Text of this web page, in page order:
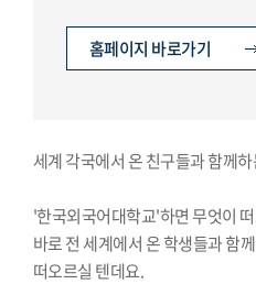
홈페이지 바로가기
세계 각국에서 온 친구들과 함께
'한국외국어대학교'하면 무엇이
바로 전 세계에서 온 학생들과 함
떠오르실 텐데요.